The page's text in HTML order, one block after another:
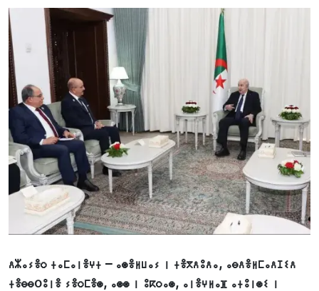
ⴷⵣⴰⵢⴻⵔ ⵜⴰⵎⴰⵏⴻⵖⵜ – ⴰⵙⴻⵍⵡⴰⵢ ⵏ ⵜⴻⴳⴷⵓⴷⴰ, ⴰⴱⴷⴻⵍⵎⴰⴷⵊⵉⴷ
ⵜⴻⴱⴱoⵓⵏⴻ ⵢⴻⵔⵎⴻⵙ, ⴰⵙⵙ ⵏ ⵓⴽⵔⴰⵙ, ⴰⵏⴻⵖⵍⴰⴼ ⴰⵜⵓⵏⵙⵉ ⵏ